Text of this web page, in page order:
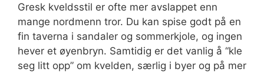
Gresk kveldsstil er ofte mer avslappet enn
mange nordmenn tror. Du kan spise godt på en
fin taverna i sandaler og sommerkjole, og ingen
hever et øyenbryn. Samtidig er det vanlig å “kle
seg litt opp” om kvelden, særlig i byer og på mer